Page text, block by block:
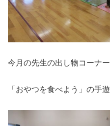
今月の先生の出し物コーナー
「おやつを食べよう」の手